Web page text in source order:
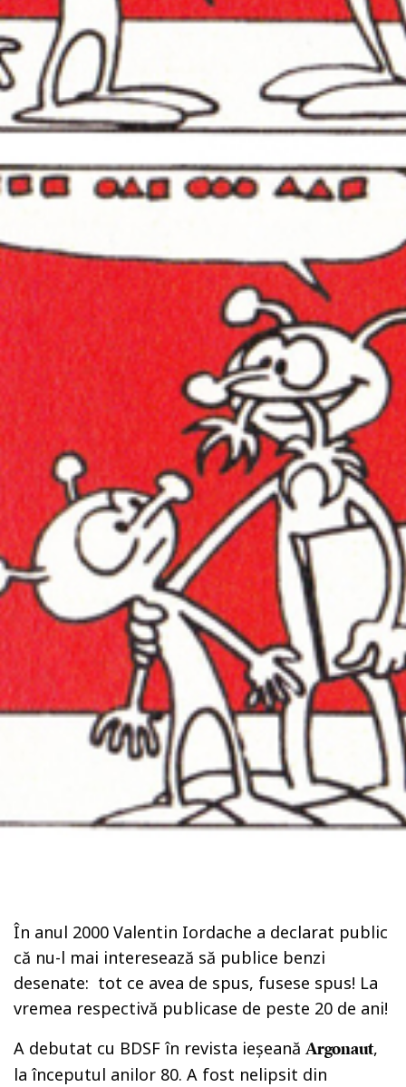
În anul 2000 Valentin Iordache a declarat public
că nu-l mai interesează să publice benzi
desenate: tot ce avea de spus, fusese spus! La
vremea respectivă publicase de peste 20 de ani!
A debutat cu BDSF în revista ieşeanăArgonaut,
la începutul anilor 80. A fost nelipsit din